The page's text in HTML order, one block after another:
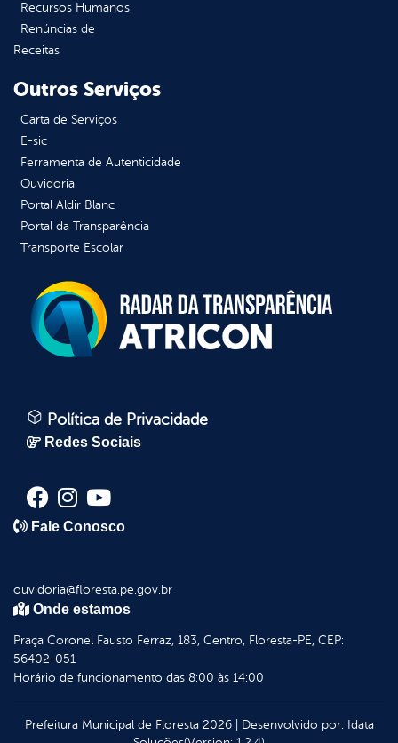
Recursos Humanos
Renúncias de
Receitas
Outros Serviços
Carta de Serviços
E-sic
Ferramenta de Autenticidade
Ouvidoria
Portal Aldir Blanc
Portal da Transparência
Transporte Escolar
Política de Privacidade
Redes Sociais
Fale Conosco
ouvidoria@floresta.pe.gov.br
Onde estamos
Praça Coronel Fausto Ferraz, 183, Centro, Floresta-PE, CEP:
56402-051
Horário de funcionamento das 8:00 às 14:00
Prefeitura Municipal de Floresta2026| Desenvolvido por: Idata